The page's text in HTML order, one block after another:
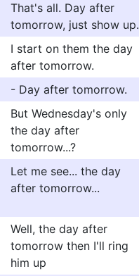
That's all. Day after
tomorrow, just show up.
I start on them the day
after tomorrow.
- Day after tomorrow.
But Wednesday's only
the day after
tomorrow...?
Let me see... the day
after tomorrow...
Well, the day after
tomorrow then I'll ring
him up